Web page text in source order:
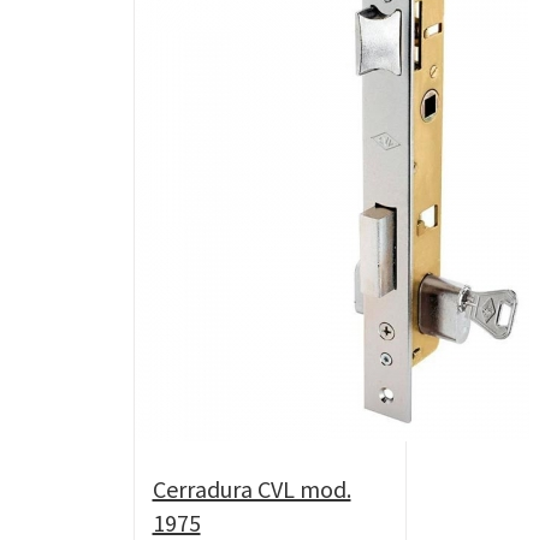
Cerradura CVL mod.
1975